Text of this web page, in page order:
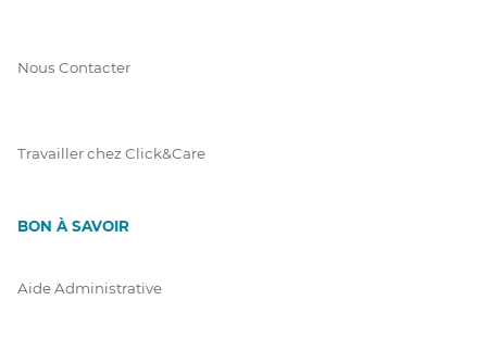
Nous Contacter
Travailler chez Click&Care
BON À SAVOIR
Aide Administrative